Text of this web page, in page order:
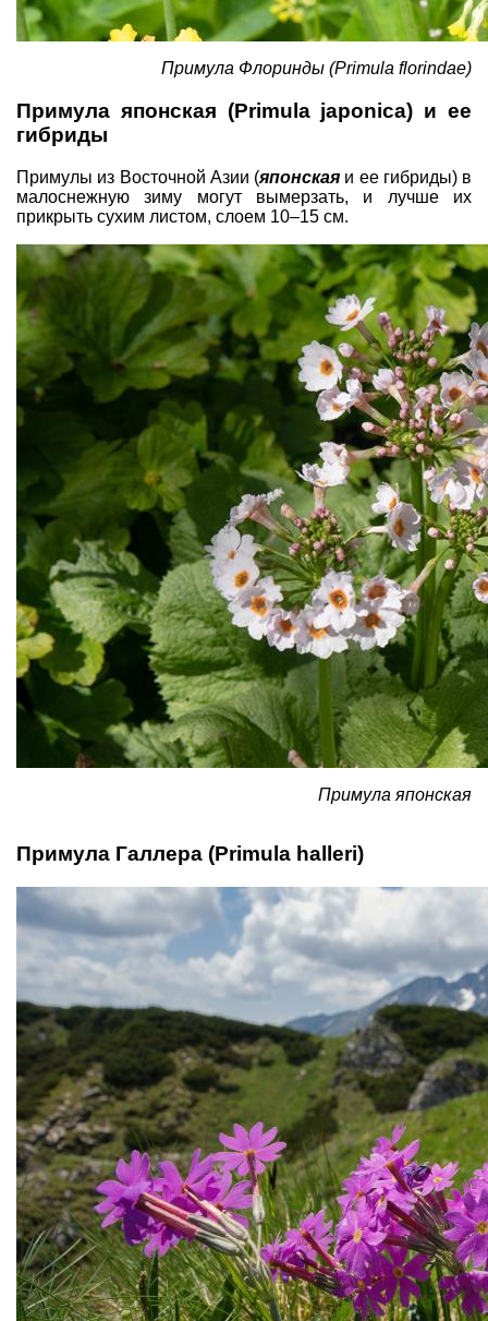
Примула Флоринды (Primula florindae)
Примула японская (Primula japonica) и ее
гибриды
Примулы из Восточной Азии (японская и ее гибриды) в
малоснежную зиму могут вымерзать, и лучше их
прикрыть сухим листом, слоем 10–15 см.
Примула японская
Примула Галлера (Primula halleri)